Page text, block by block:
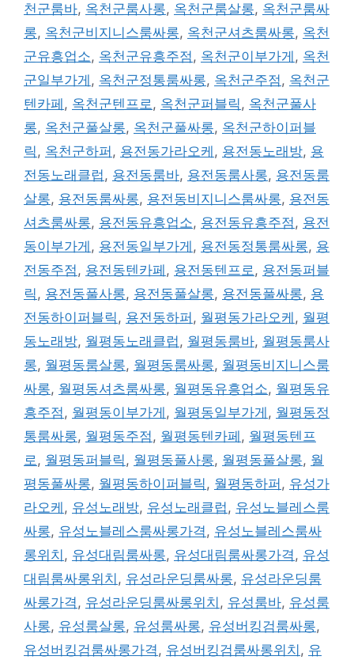
천군룸바, 옥천군룸사롱, 옥천군룸살롱, 옥천군룸싸
롱, 옥천군비지니스룸싸롱, 옥천군셔츠룸싸롱, 옥천
군유흥업소, 옥천군유흥주점, 옥천군이부가게 , 옥천
군일부가게 , 옥천군정통룸싸롱, 옥천군주점, 옥천군
텐카페 , 옥천군텐프로, 옥천군퍼블릭, 옥천군풀사
롱, 옥천군풀살롱, 옥천군풀싸롱, 옥천군하이퍼블
릭, 옥천군하퍼 , 용전동가라오케 , 용전동노래방, 용
전동노래클럽, 용전동룸바, 용전동룸사롱, 용전동룸
살롱, 용전동룸싸롱, 용전동비지니스룸싸롱, 용전동
셔츠룸싸롱, 용전동유흥업소, 용전동유흥주점, 용전
동이부가게 , 용전동일부가게 , 용전동정통룸싸롱, 용
전동주점, 용전동텐카페 , 용전동텐프로, 용전동퍼블
릭, 용전동풀사롱, 용전동풀살롱, 용전동풀싸롱, 용
전동하이퍼블릭, 용전동하퍼 , 월평동가라오케 , 월평
동노래방, 월평동노래클럽, 월평동룸바, 월평동룸사
롱, 월평동룸살롱, 월평동룸싸롱, 월평동비지니스룸
싸롱, 월평동셔츠룸싸롱, 월평동유흥업소, 월평동유
흥주점, 월평동이부가게 , 월평동일부가게 , 월평동정
통룸싸롱, 월평동주점, 월평동텐카페 , 월평동텐프
로, 월평동퍼블릭, 월평동풀사롱, 월평동풀살롱, 월
평동풀싸롱, 월평동하이퍼블릭, 월평동하퍼 , 유성가
라오케 , 유성노래방, 유성노래클럽, 유성노블레스룸
싸롱, 유성노블레스룸싸롱가격, 유성노블레스룸싸
롱위치 , 유성대림룸싸롱, 유성대림룸싸롱가격, 유성
대림룸싸롱위치 , 유성라운딩룸싸롱, 유성라운딩룸
싸롱가격, 유성라운딩룸싸롱위치 , 유성룸바, 유성룸
사롱, 유성룸살롱, 유성룸싸롱, 유성버킹검룸싸롱,
유성버킹검룸싸롱가격, 유성버킹검룸싸롱위치 , 유